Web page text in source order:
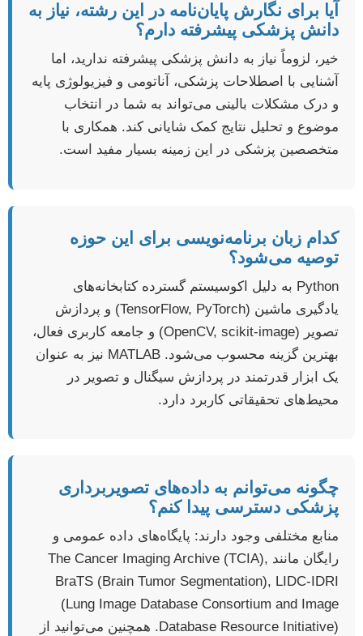
آیا برای نگارش پایان‌نامه در این رشته، نیاز به
دانش پزشکی پیشرفته دارم؟
خیر، لزوماً نیاز به دانش پزشکی پیشرفته ندارید، اما
آشنایی با اصطلاحات پزشکی، آناتومی و فیزیولوژی پایه
و درک مشکلات بالینی می‌تواند به شما در انتخاب
موضوع و تحلیل نتایج کمک شایانی کند. همکاری با
متخصصین پزشکی در این زمینه بسیار مفید است.
کدام زبان برنامه‌نویسی برای این حوزه
توصیه می‌شود؟
Python به دلیل اکوسیستم گسترده کتابخانه‌های
یادگیری ماشین (TensorFlow, PyTorch) و پردازش
تصویر (OpenCV, scikit-image) و جامعه کاربری فعال،
بهترین گزینه محسوب می‌شود. MATLAB نیز به عنوان
یک ابزار قدرتمند در پردازش سیگنال و تصویر در
محیط‌های تحقیقاتی کاربرد دارد.
چگونه می‌توانم به داده‌های تصویربرداری
پزشکی دسترسی پیدا کنم؟
منابع مختلفی وجود دارند: پایگاه‌های داده عمومی و
رایگان مانند The Cancer Imaging Archive (TCIA),
BraTS (Brain Tumor Segmentation), LIDC-IDRI
(Lung Image Database Consortium and Image
Database Resource Initiative). همچنین می‌توانید از